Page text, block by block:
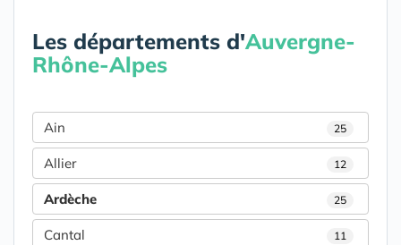
Les départements d'Auvergne-
Rhône-Alpes
Ain 25
Allier 12
Ardèche 25
Cantal 11